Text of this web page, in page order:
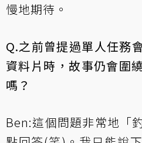
慢地期待。
Q.之前曾提過單人任務
資料片時，故事仍會圍
嗎？
Ben:這個問題非常地「